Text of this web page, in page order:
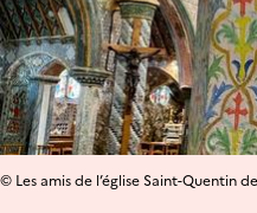
© Les amis de l’église Saint-Quentin